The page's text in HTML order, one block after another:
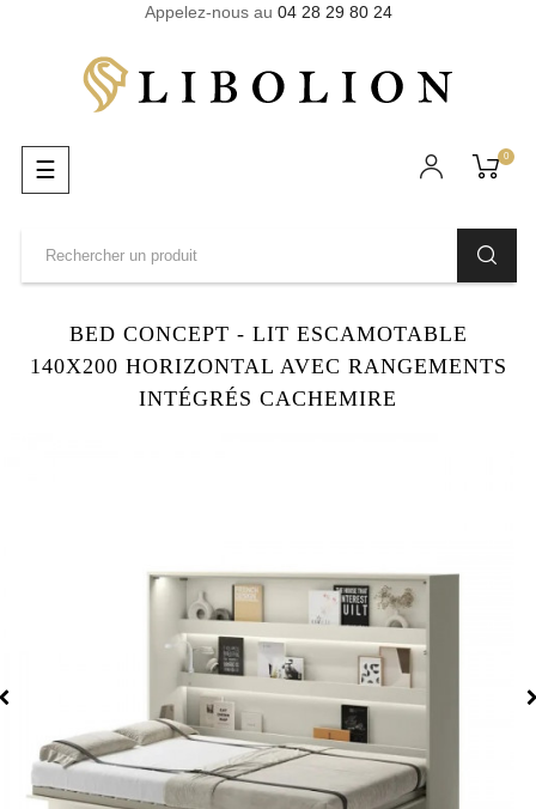
Appelez-nous au 04 28 29 80 24
0
Basculer
la
☰
BED CONCEPT - LIT ESCAMOTABLE
140X200 HORIZONTAL AVEC RANGEMENTS
INTÉGRÉS CACHEMIRE